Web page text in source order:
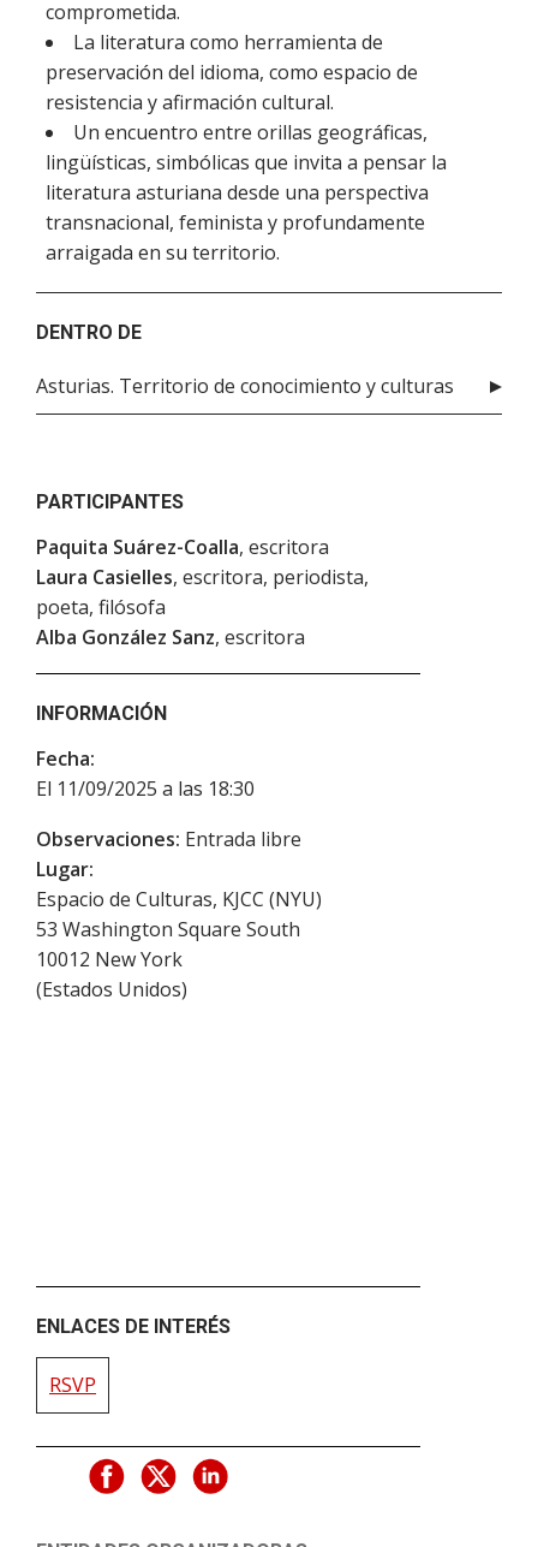
comprometida.
La literatura como herramienta de
preservación del idioma, como espacio de
resistencia y afirmación cultural.
Un encuentro entre orillas geográficas,
lingüísticas, simbólicas que invita a pensar la
literatura asturiana desde una perspectiva
transnacional, feminista y profundamente
arraigada en su territorio.
DENTRO DE
Asturias. Territorio de conocimiento y culturas
PARTICIPANTES
Paquita Suárez-Coalla, escritora
Laura Casielles, escritora, periodista,
poeta, filósofa
Alba González Sanz, escritora
INFORMACIÓN
Fecha:
El 11/09/2025 a las 18:30
Observaciones: Entrada libre
Lugar:
Espacio de Culturas, KJCC (NYU)
53 Washington Square South
10012 New York
(Estados Unidos)
ENLACES DE INTERÉS
RSVP